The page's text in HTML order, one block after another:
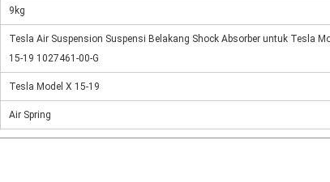
9kg
Tesla Air Suspension Suspensi Belakang Shock Absorber untuk Tesla
15-19 1027461-00-G
Tesla Model X 15-19
Air Spring